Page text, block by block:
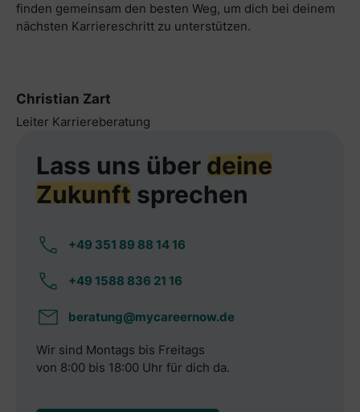
finden gemeinsam den besten Weg, um dich bei deinem
nächsten Karriereschritt zu unterstützen.
Christian Zart
Leiter Karriereberatung
Lass uns über deine
Zukunft sprechen
+49 351 89 88 14 16
+49 1588 836 21 16
beratung@mycareernow.de
Wir sind Montags bis Freitags
von 8:00 bis 18:00 Uhr für dich da.